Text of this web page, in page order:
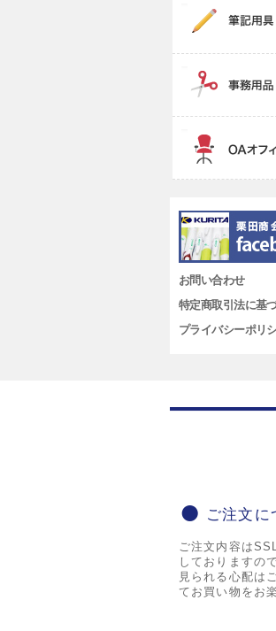
お問い合わせ
特定商取引法に基
プライバシーポリ
ご注文に
ご注文内容は
しておりますの
見られる心配は
てお買い物をお